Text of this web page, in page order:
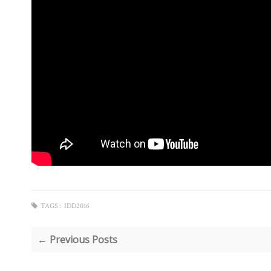
TAGS : IDD2016
← Previous Posts